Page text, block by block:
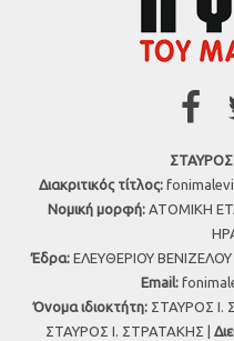
ΣΤΑΥΡΟΣ
Διακριτικός τίτλος:
Νομική μορφή: ΑΤΟΜΙΚΗ
Έδρα: ΕΛΕΥΘΕΡΙΟΥ ΒΕΝΙΖΕΛΟΥ
Εmail:
Όνομα ιδιοκτήτη: ΣΤΑΥΡΟΣ Ι.
ΣΤΑΥΡΟΣ Ι. ΣΤΡΑΤΑΚΗΣ |